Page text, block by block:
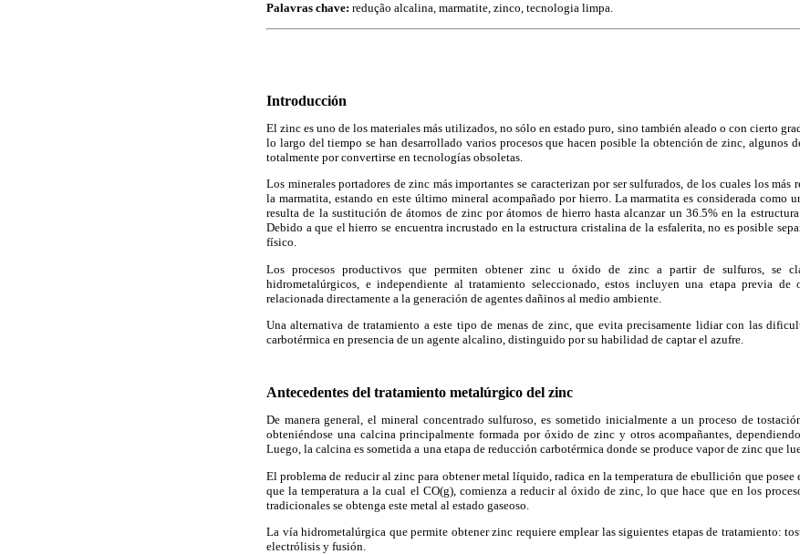
Palavras chave: redução alcalina, marmatite, zinco, tecnologia limpa.
Introducción
El zinc es uno de los materiales más utilizados, no sólo en estado puro, sino también aleado o con cierto
lo largo del tiempo se han desarrollado varios procesos que hacen posible la obtención de zinc, algunos
totalmente por convertirse en tecnologías obsoletas.
Los minerales portadores de zinc más importantes se caracterizan por ser sulfurados, de los cuales los más
la marmatita, estando en este último mineral acompañado por hierro. La marmatita es considerada como
resulta de la sustitución de átomos de zinc por átomos de hierro hasta alcanzar un 36.5% en la
Debido a que el hierro se encuentra incrustado en la estructura cristalina de la esfalerita, no es posible
físico.
Los procesos productivos que permiten obtener zinc u óxido de zinc a partir de sulfuros, se
hidrometalúrgicos, e independiente al tratamiento seleccionado, estos incluyen una etapa previa de
relacionada directamente a la generación de agentes dañinos al medio ambiente.
Una alternativa de tratamiento a este tipo de menas de zinc, que evita precisamente lidiar con las
carbotérmica en presencia de un agente alcalino, distinguido por su habilidad de captar el azufre.
Antecedentes del tratamiento metalúrgico del zinc
De manera general, el mineral concentrado sulfuroso, es sometido inicialmente a un proceso de
obteniéndose una calcina principalmente formada por óxido de zinc y otros acompañantes,
Luego, la calcina es sometida a una etapa de reducción carbotérmica donde se produce vapor de zinc que
El problema de reducir al zinc para obtener metal líquido, radica en la temperatura de ebullición que posee
que la temperatura a la cual el CO(g), comienza a reducir al óxido de zinc, lo que hace que en los
tradicionales se obtenga este metal al estado gaseoso.
La vía hidrometalúrgica que permite obtener zinc requiere emplear las siguientes etapas de tratamiento:
electrólisis y fusión.